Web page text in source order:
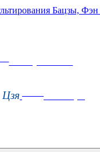
Бацзы,
16 августа 11:00
Цзя